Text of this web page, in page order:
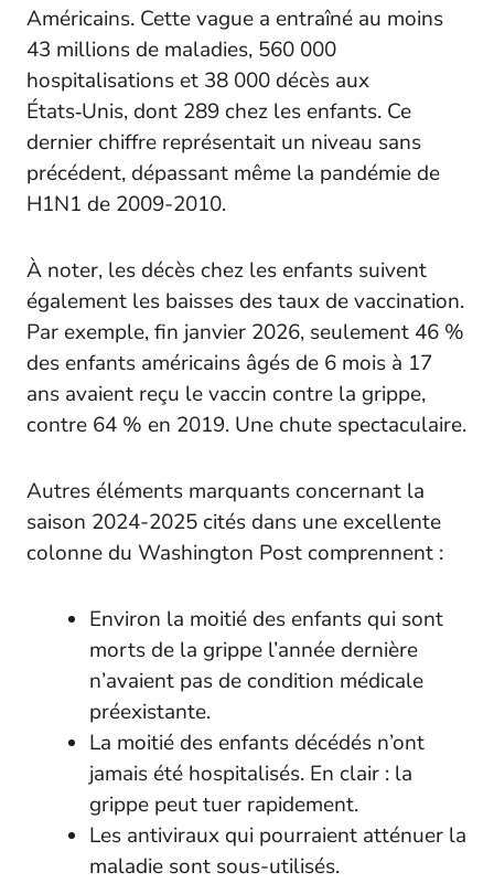
Américains. Cette vague a entraîné au moins
43 millions de maladies, 560 000
hospitalisations et 38 000 décès aux
États‑Unis, dont 289 chez les enfants. Ce
dernier chiffre représentait un niveau sans
précédent, dépassant même la pandémie de
H1N1 de 2009-2010.
À noter, les décès chez les enfants suivent
également les baisses des taux de vaccination.
Par exemple, fin janvier 2026, seulement 46 %
des enfants américains âgés de 6 mois à 17
ans avaient reçu le vaccin contre la grippe,
contre 64 % en 2019. Une chute spectaculaire.
Autres éléments marquants concernant la
saison 2024-2025 cités dans une excellente
colonne du Washington Post comprennent :
Environ la moitié des enfants qui sont
morts de la grippe l’année dernière
n’avaient pas de condition médicale
préexistante.
La moitié des enfants décédés n’ont
jamais été hospitalisés. En clair : la
grippe peut tuer rapidement.
Les antiviraux qui pourraient atténuer la
maladie sont sous-utilisés.